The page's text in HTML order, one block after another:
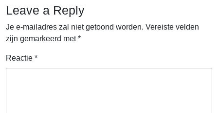
Leave a Reply
Je e-mailadres zal niet getoond worden. Vereiste velden
zijn gemarkeerd met*
Reactie *